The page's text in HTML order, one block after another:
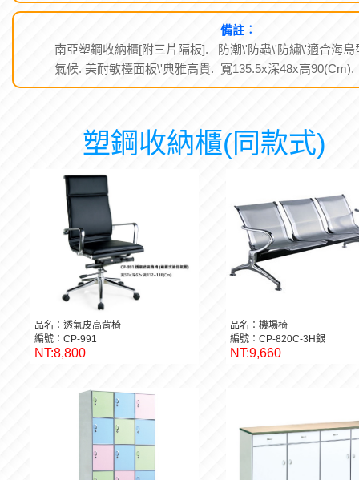
備註︰
南亞塑鋼收納櫃[附三片隔板]. 防潮\'防蟲\'防繡\'適合海島
氣候. 美耐敏檯面板\'典雅高貴. 寬135.5x深48x高90(Cm).
塑鋼收納櫃(同款式)
品名：透氣皮高背椅
編號：CP-991
NT:8,800
品名：機場椅
編號：CP-820C-3H銀
NT:9,660